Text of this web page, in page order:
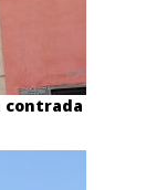
contrada